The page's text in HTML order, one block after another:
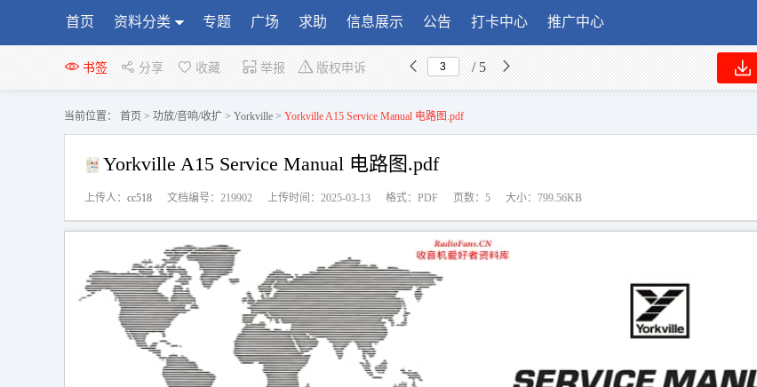
首页 资料分类 专题 广场 求助 信息展示 公告 打卡中心 推广中心
书签 分享 收藏 举报 版权申诉 / 5
当前位置： 首页 > 功放/音响/收扩 > Yorkville > Yorkville A15 Service Manual 电路图.pdf
Yorkville A15 Service Manual 电路图.pdf
上传人： cc518 文档编号：219902 上传时间：2025-03-13 格式：PDF 页数：5 大小：799.56KB